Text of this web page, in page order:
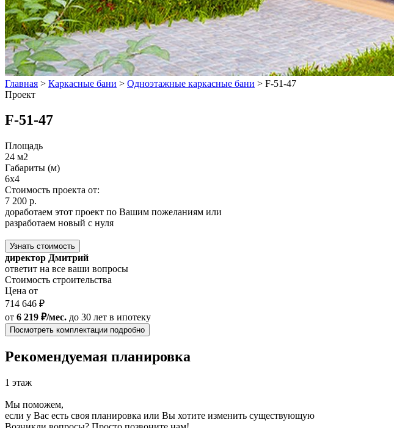
Главная > Каркасные бани > Одноэтажные каркасные бани > F-51-47
Проект
F-51-47
Площадь
24 м2
Габариты (м)
6x4
Стоимость проекта от:
7 200 р.
доработаем этот проект по Вашим пожеланиям или
разработаем новый с нуля
Узнать стоимость
директор Дмитрий
ответит на все ваши вопросы
Стоимость строительства
Цена от
714 646 ₽
от 6 219 ₽/мес. до 30 лет в ипотеку
Посмотреть комплектации подробно
Рекомендуемая планировка
1 этаж
Мы поможем,
если у Вас есть своя планировка или Вы хотите изменить существующую